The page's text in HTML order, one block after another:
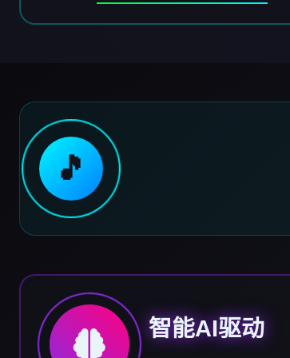
🎵
智能AI驱动